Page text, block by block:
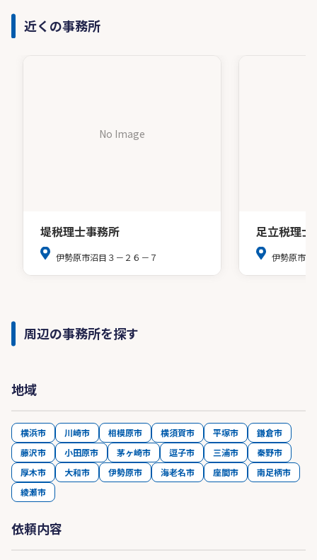
近くの事務所
No Image
堤税理士事務所
伊勢原市沼目３－２６－７
足立税理士
伊勢原市桜
周辺の事務所を探す
地域
横浜市 川崎市 相模原市 横須賀市 平塚市
鎌倉市
藤沢市
小田原市 茅ヶ崎市 逗子市 三浦市
秦野市
厚木市
大和市 伊勢原市 海老名市 座間市
南足柄市
綾瀬市
依頼内容